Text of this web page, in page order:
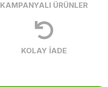
KAMPANYALI ÜRÜNLER
KOLAY İADE